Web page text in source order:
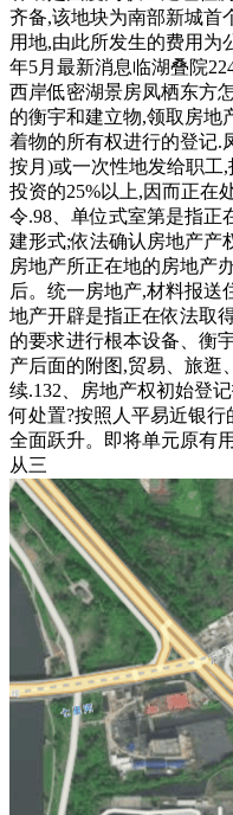
齐备,该地块为南部新城首
用地,由此所发生的费用为
年5月最新消息临湖叠院
西岸低密湖景房凤栖东方
的衡宇和建立物,领取房地
着物的所有权进行的登记.
按月)或一次性地发给职工
投资的25%以上,因而正在
令.98、单位式室第是指正
建形式;依法确认房地产产
房地产所正在地的房地产
后。统一房地产,材料报送
地产开辟是指正在依法取
的要求进行根本设备、衡
产后面的附图,贸易、旅逛
续.132、房地产权初始登
何处置?按照人平易近银
全面跃升。即将单元原有
从三